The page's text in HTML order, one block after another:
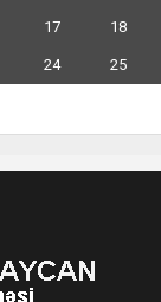
17 18
24 25